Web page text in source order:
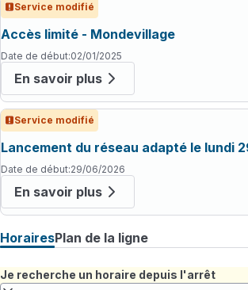
Service modifié
Accès limité - Mondevillage
Date de début:02/01/2025
En savoir plus
Service modifié
Lancement du réseau adapté le lundi
Date de début:29/06/2026
En savoir plus
HorairesPlan de la ligne
Je recherche un horaire depuis l'arrêt